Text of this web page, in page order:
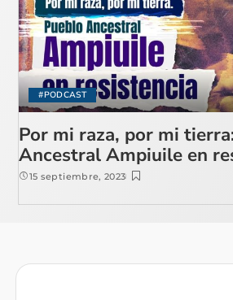
#PODCAST
Por mi raza, por mi
Ancestral Ampiuile en
15 septiembre, 2023